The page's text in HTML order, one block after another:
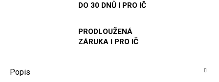
DO 30 DNŮ I PRO IČ
PRODLOUŽENÁ
ZÁRUKA I PRO IČ
Popis